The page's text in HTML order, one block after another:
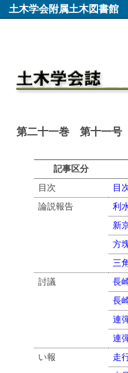
土木学会附属土木図書館
第二十一巻 第十一
記事区分
目次
目
論説報告
利
新
方
三
討議
長
長
連
連
い報
走